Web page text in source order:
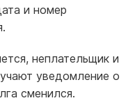
и номер
неплательщик и
уведомление о
сменился.